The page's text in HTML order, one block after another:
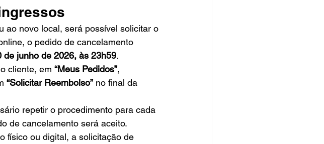
ao novo local, será possível solicitar o
o pedido de cancelamento
de junho de 2026, às 23h59.
cliente, em “Meus Pedidos”,
“Solicitar Reembolso” no final da
repetir o procedimento para cada
de cancelamento será aceito.
físico ou digital, a solicitação de